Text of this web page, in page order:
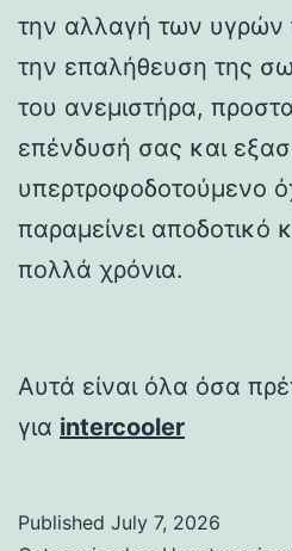
την αλλαγή των υγρών
την επαλήθευση της
του ανεμιστήρα,
επένδυσή σας και
υπερτροφοδοτούμενο
παραμείνει αποδοτικό
πολλά χρόνια.
Αυτά είναι όλα όσα
για intercooler
Published July 7, 2026